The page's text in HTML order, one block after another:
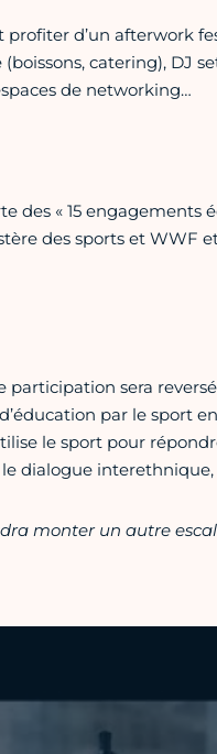
d’un afterwork
catering), DJ
de networking…
des « 15 engagements
des sports et WWF
sera
par le sport
le sport pour
dialogue
monter un autre